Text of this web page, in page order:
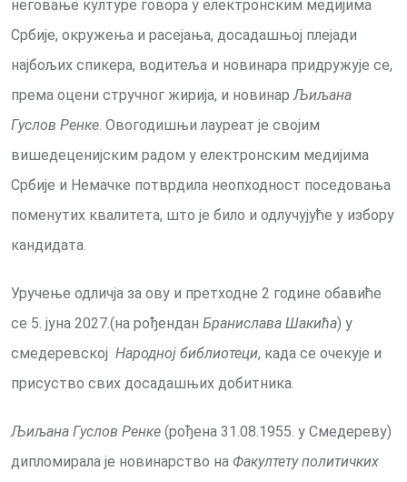
неговање културе говора у електронским медијима
Србије, окружења и расејања, досадашњој плејади
најбољих спикера, водитеља и новинара придружује се,
према оцени стручног жирија, и новинарЉиљана
Гуслов Ренке. Овогодишњи лауреат је својим
вишедеценијским радом у електронским медијима
Србије и Немачке потврдила неопходност поседовања
поменутих квалитета, што је било и одлучујуће у избору
кандидата.
Уручење одличја за ову и претходне 2 године обавиће
се 5. јуна 2027.(на рођендан Бранислава Шакића) у
смедеревској Народној библиотеци, када се очекује и
присуство свих досадашњих добитника.
Љиљана Гуслов Ренке (рођена 31.08.1955. у Смедереву)
дипломирала је новинарство на Факултету политичких